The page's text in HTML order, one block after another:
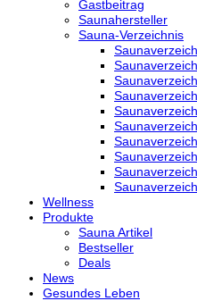
Gastbeitrag
Saunahersteller
Sauna-Verzeichnis
Wellness
Produkte
Sauna Artikel
Bestseller
Deals
News
Gesundes Leben